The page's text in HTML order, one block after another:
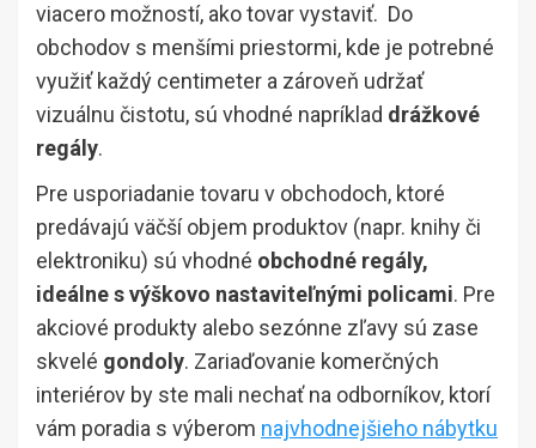
viacero možností, ako tovar vystaviť. Do
obchodov s menšími priestormi, kde je potrebné
využiť každý centimeter a zároveň udržať
vizuálnu čistotu, sú vhodné napríklad drážkové
regály.
Pre usporiadanie tovaru v obchodoch, ktoré
predávajú väčší objem produktov (napr. knihy či
elektroniku) sú vhodné obchodné regály,
ideálne s výškovo nastaviteľnými policami. Pre
akciové produkty alebo sezónne zľavy sú zase
skvelé gondoly. Zariaďovanie komerčných
interiérov by ste mali nechať na odborníkov, ktorí
vám poradia s výberom najvhodnejšieho nábytku